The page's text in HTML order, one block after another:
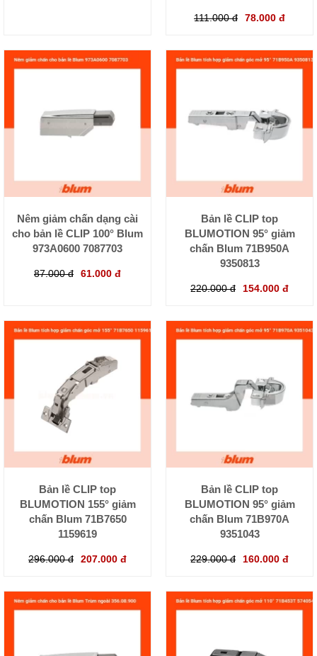
111.000 đ 78.000 đ
Nêm giảm chấn dạng cài
cho bản lề CLIP 100° Blum
973A0600 7087703
87.000 đ 61.000 đ
Bản lề CLIP top
BLUMOTION 95° giảm
chấn Blum 71B950A
9350813
220.000 đ 154.000 đ
Bản lề CLIP top
BLUMOTION 155° giảm
chấn Blum 71B7650
1159619
296.000 đ 207.000 đ
Bản lề CLIP top
BLUMOTION 95° giảm
chấn Blum 71B970A
9351043
229.000 đ 160.000 đ